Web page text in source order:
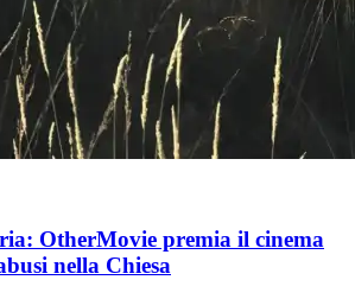
OtherMovie premia il cinema
nella Chiesa